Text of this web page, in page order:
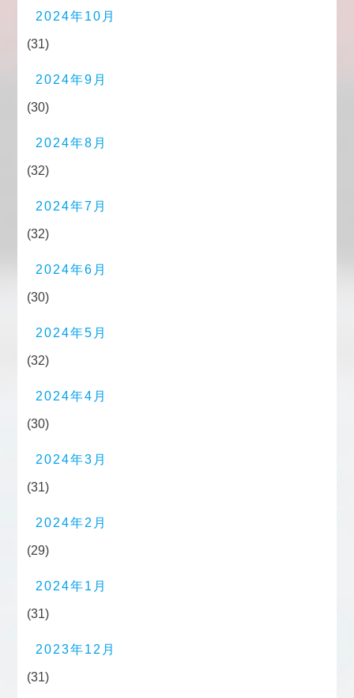
2024年10月
(31)
2024年9月
(30)
2024年8月
(32)
2024年7月
(32)
2024年6月
(30)
2024年5月
(32)
2024年4月
(30)
2024年3月
(31)
2024年2月
(29)
2024年1月
(31)
2023年12月
(31)